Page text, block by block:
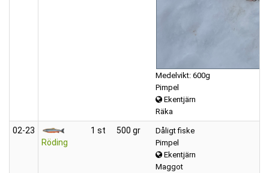
Medelvikt: 600g
Pimpel
Ekentjärn
Räka
02‑23
Röding
1 st 500 gr
Dåligt fiske
Pimpel
Ekentjärn
Maggot